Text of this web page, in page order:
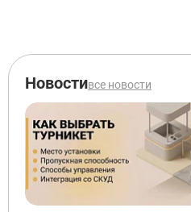
Новостивсе новости